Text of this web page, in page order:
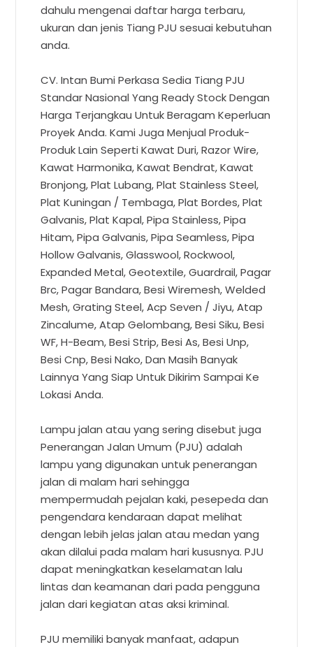
dahulu mengenai daftar harga terbaru,
ukuran dan jenis Tiang PJU sesuai kebutuhan
anda.
CV. Intan Bumi Perkasa Sedia Tiang PJU
Standar Nasional Yang Ready Stock Dengan
Harga Terjangkau Untuk Beragam Keperluan
Proyek Anda. Kami Juga Menjual Produk-
Produk Lain Seperti Kawat Duri, Razor Wire,
Kawat Harmonika, Kawat Bendrat, Kawat
Bronjong, Plat Lubang, Plat Stainless Steel,
Plat Kuningan / Tembaga, Plat Bordes, Plat
Galvanis, Plat Kapal, Pipa Stainless, Pipa
Hitam, Pipa Galvanis, Pipa Seamless, Pipa
Hollow Galvanis, Glasswool, Rockwool,
Expanded Metal, Geotextile, Guardrail, Pagar
Brc, Pagar Bandara, Besi Wiremesh, Welded
Mesh, Grating Steel, Acp Seven / Jiyu, Atap
Zincalume, Atap Gelombang, Besi Siku, Besi
WF, H-Beam, Besi Strip, Besi As, Besi Unp,
Besi Cnp, Besi Nako, Dan Masih Banyak
Lainnya Yang Siap Untuk Dikirim Sampai Ke
Lokasi Anda.
Lampu jalan atau yang sering disebut juga
Penerangan Jalan Umum (PJU) adalah
lampu yang digunakan untuk penerangan
jalan di malam hari sehingga
mempermudah pejalan kaki, pesepeda dan
pengendara kendaraan dapat melihat
dengan lebih jelas jalan atau medan yang
akan dilalui pada malam hari kususnya. PJU
dapat meningkatkan keselamatan lalu
lintas dan keamanan dari pada pengguna
jalan dari kegiatan atas aksi kriminal.
PJU memiliki banyak manfaat, adapun